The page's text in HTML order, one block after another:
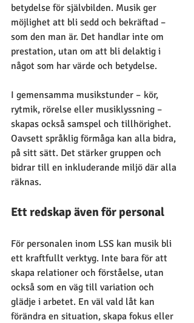
betydelse för självbilden. Musik ger
möjlighet att bli sedd och bekräftad –
som den man är. Det handlar inte om
prestation, utan om att bli delaktig i
något som har värde och betydelse.
I gemensamma musikstunder – kör,
rytmik, rörelse eller musiklyssning –
skapas också samspel och tillhörighet.
Oavsett språklig förmåga kan alla bidra,
på sitt sätt. Det stärker gruppen och
bidrar till en inkluderande miljö där alla
räknas.
Ett redskap även för personal
För personalen inom LSS kan musik bli
ett kraftfullt verktyg. Inte bara för att
skapa relationer och förståelse, utan
också som en väg till variation och
glädje i arbetet. En väl vald låt kan
förändra en situation, skapa fokus eller